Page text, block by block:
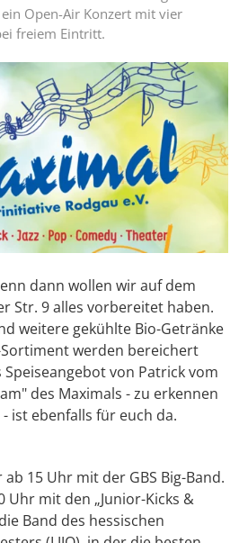
Open-Air Konzert mit vier
freiem Eintritt.
dann wollen wir auf dem
Str. 9 alles vorbereitet haben.
weitere gekühlte Bio-Getränke
werden bereichert
von Patrick vom
des Maximals - zu erkennen
ist ebenfalls für euch da.
15 Uhr mit der GBS Big-Band.
Uhr mit den „Junior-Kicks &
Band des hessischen